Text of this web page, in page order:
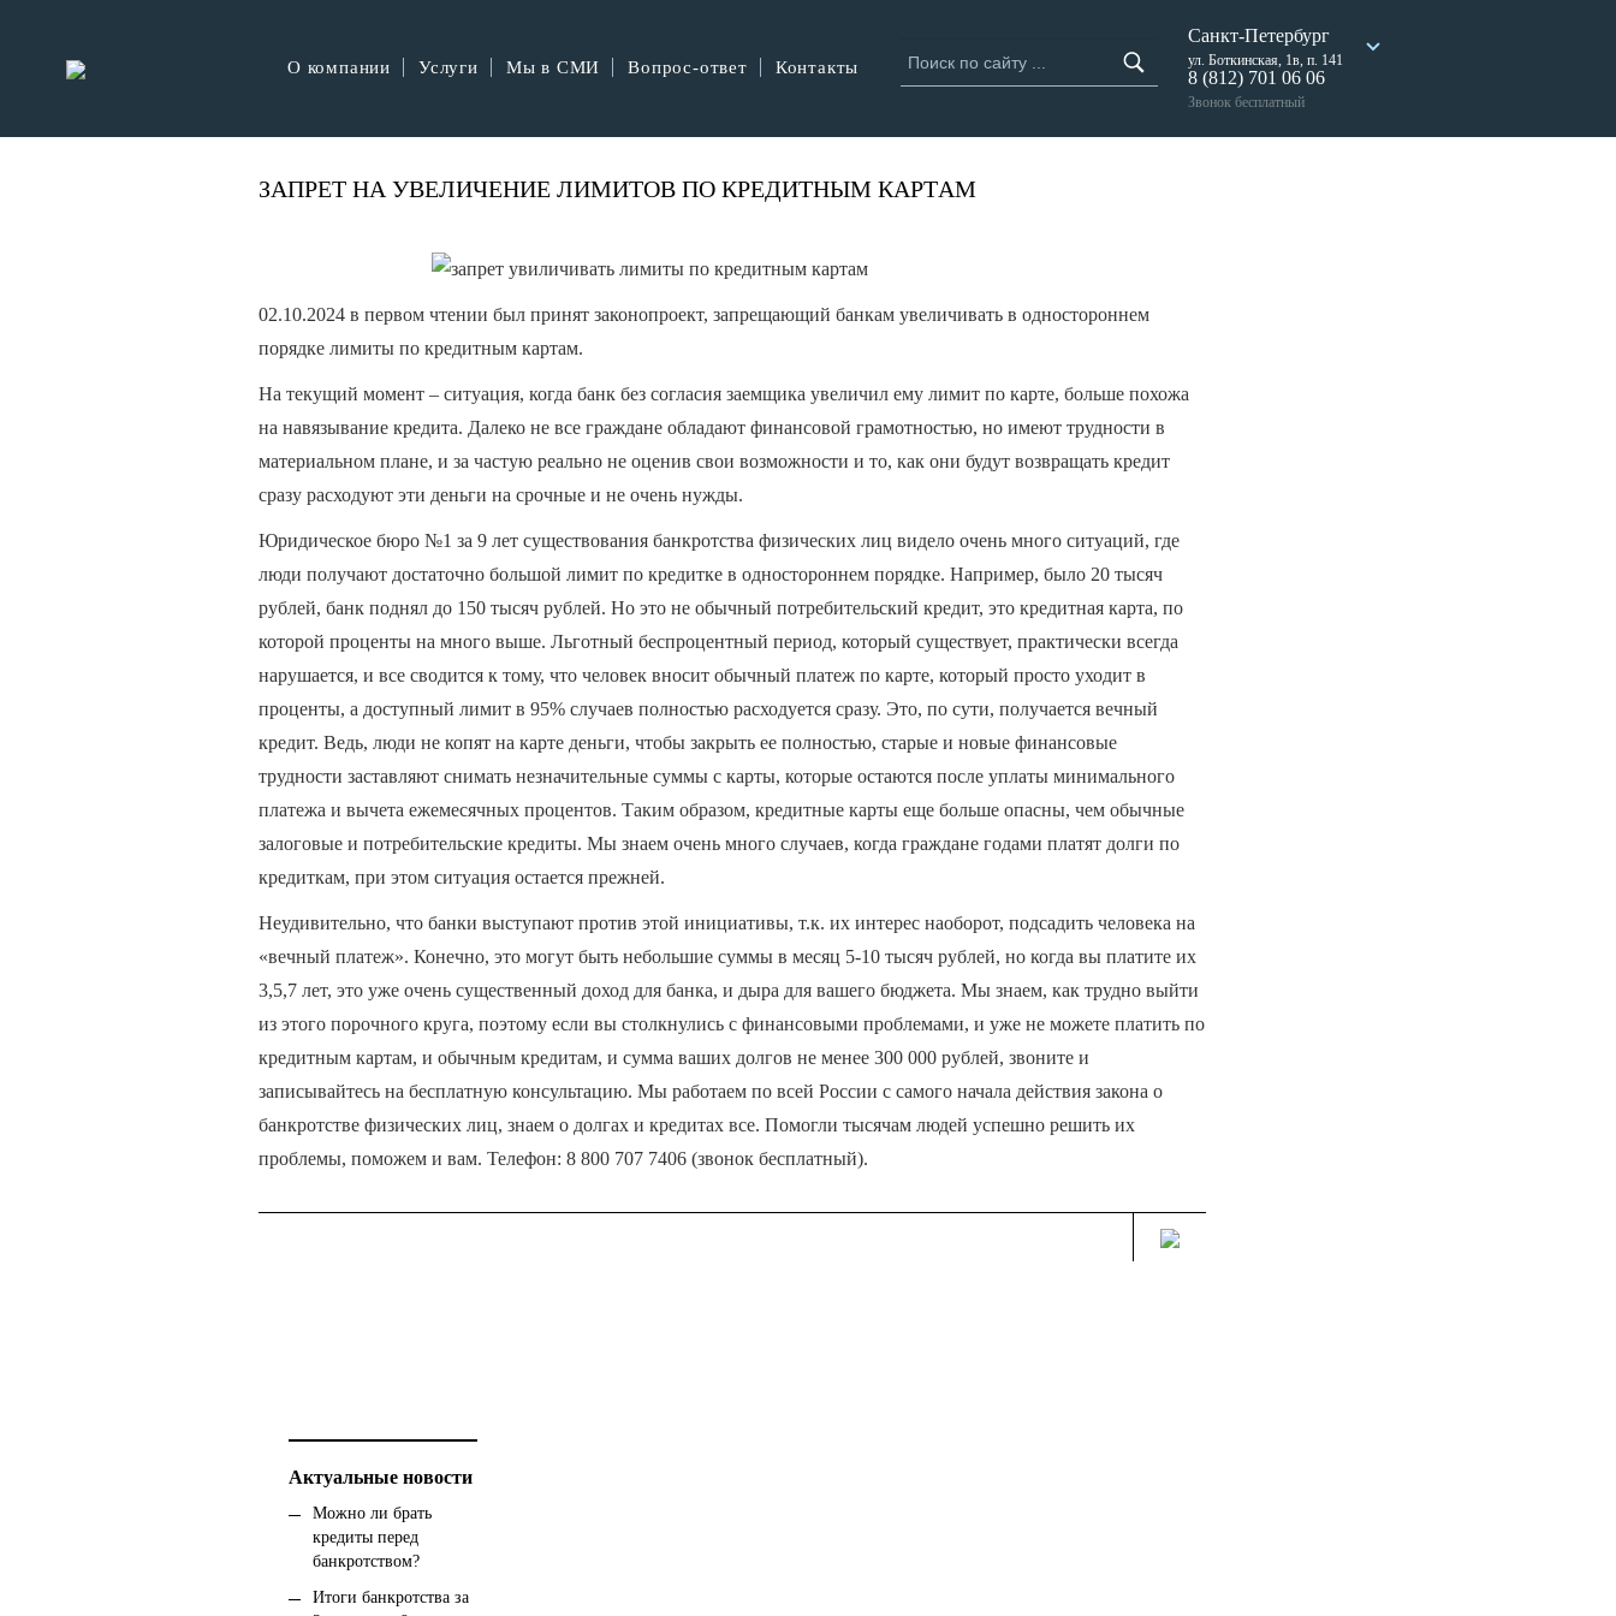
О компании Услуги Мы в СМИ Вопрос-ответ Контакты
Санкт-Петербург
ул. Боткинская, 1в, п. 141
8 (812) 701 06 06
Звонок бесплатный
ЗАПРЕТ НА УВЕЛИЧЕНИЕ ЛИМИТОВ ПО КРЕДИТНЫМ КАРТAМ
02.10.2024 в первом чтении был принят законопроект, запрещающий банкам увеличивать в одностороннем
порядке лимиты по кредитным картам.
На текущий момент – ситуация, когда банк без согласия заемщика увеличил ему лимит по карте, больше похожа
на навязывание кредита. Далеко не все граждане обладают финансовой грамотностью, но имеют трудности в
материальном плане, и за частую реально не оценив свои возможности и то, как они будут возвращать кредит
сразу расходуют эти деньги на срочные и не очень нужды.
Юридическое бюро №1 за 9 лет существования банкротства физических лиц видело очень много ситуаций, где
люди получают достаточно большой лимит по кредитке в одностороннем порядке. Например, было 20 тысяч
рублей, банк поднял до 150 тысяч рублей. Но это не обычный потребительский кредит, это кредитная карта, по
которой проценты на много выше. Льготный беспроцентный период, который существует, практически всегда
нарушается, и все сводится к тому, что человек вносит обычный платеж по карте, который просто уходит в
проценты, а доступный лимит в 95% случаев полностью расходуется сразу. Это, по сути, получается вечный
кредит. Ведь, люди не копят на карте деньги, чтобы закрыть ее полностью, старые и новые финансовые
трудности заставляют снимать незначительные суммы с карты, которые остаются после уплаты минимального
платежа и вычета ежемесячных процентов. Таким образом, кредитные карты еще больше опасны, чем обычные
залоговые и потребительские кредиты. Мы знаем очень много случаев, когда граждане годами платят долги по
кредиткам, при этом ситуация остается прежней.
Неудивительно, что банки выступают против этой инициативы, т.к. их интерес наоборот, подсадить человека на
«вечный платеж». Конечно, это могут быть небольшие суммы в месяц 5-10 тысяч рублей, но когда вы платите их
3,5,7 лет, это уже очень существенный доход для банка, и дыра для вашего бюджета. Мы знаем, как трудно выйти
из этого порочного круга, поэтому если вы столкнулись с финансовыми проблемами, и уже не можете платить по
кредитным картам, и обычным кредитам, и сумма ваших долгов не менее 300 000 рублей, звоните и
записывайтесь на бесплатную консультацию. Мы работаем по всей России с самого начала действия закона о
банкротстве физических лиц, знаем о долгах и кредитах все. Помогли тысячам людей успешно решить их
проблемы, поможем и вам. Телефон: 8 800 707 7406 (звонок бесплатный).
Актуальные новости
Можно ли брать
кредиты перед
банкротством?
Итоги банкротствa за